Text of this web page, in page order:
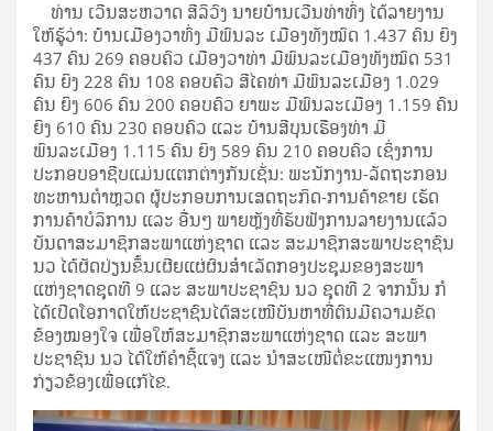
ທ່ານ ເວີນສະຫວາດ ສີລິວົງ ນາຍບ້ານເວີນທ່າທົ່ງ ໄດ້ລາຍງານ
ໃຫ້ຮູ້ວ່າ: ບ້ານເມືອງວາທົ່ງ ມີພົນລະ ເມືອງທັງໝົດ 1.437 ຄົນ ຍິງ
437 ຄົນ 269 ຄອບຄົວ ເມືອງວາທ່າ ມີພົນລະເມືອງທັງໝົດ 531
ຄົນ ຍິງ 228 ຄົນ 108 ຄອບຄົວ ສີໄຄທ່າ ມີພົນລະເມືອງ 1.029
ຄົນ ຍິງ 606 ຄົນ 200 ຄອບຄົວ ຍາພະ ມີພົນລະເມືອງ 1.159 ຄົນ
ຍິງ 610 ຄົນ 230 ຄອບຄົວ ແລະ ບ້ານສີບຸນເຮືອງທ່າ ມີ
ພົນລະເມືອງ 1.115 ຄົນ ຍິງ 589 ຄົນ 210 ຄອບຄົວ ເຊິ່ງການ
ປະກອບອາຊີບແມ່ນແຕກຕ່າງກັນເຊັ່ນ: ພະນັກງານ-ລັດຖະກອນ
ທະຫານຕໍາຫຼວດ ຜູ້ປະກອບການເສດຖະກິດ-ການຄ້າຂາຍ ເຮັດ
ການຄ້າບໍລິການ ແລະ ອື່ນໆ ພາຍຫຼັງທີ່ຮັບຟັງການລາຍງານແລ້ວ
ບັນດາສະມາຊິກສະພາແຫ່ງຊາດ ແລະ ສະມາຊິກສະພາປະຊາຊົນ
ນວ ໄດ້ຜັດປ່ຽນຂຶ້ນເຜີຍແຜ່ຜົນສຳເລັດກອງປະຊຸມຂອງສະພາ
ແຫ່ງຊາດຊຸດທີ 9 ແລະ ສະພາປະຊາຊົນ ນວ ຊຸດທີ 2 ຈາກນັ້ນ ກໍ
ໄດ້ເປີດໂອກາດໃຫ້ປະຊາຊົນໄດ້ສະເໜີບັນຫາທີ່ຕົນມີຄວາມຂັດ
ຂ້ອງໝອງໃຈ ເພື່ອໃຫ້ສະມາຊິກສະພາແຫ່ງຊາດ ແລະ ສະພາ
ປະຊາຊົນ ນວ ໄດ້ໃຫ້ຄໍາຊີ້ແຈງ ແລະ ນໍາສະເໜີຕໍ່ຂະແໜງການ
ກ່ຽວຂ້ອງເພື່ອແກ້ໄຂ.